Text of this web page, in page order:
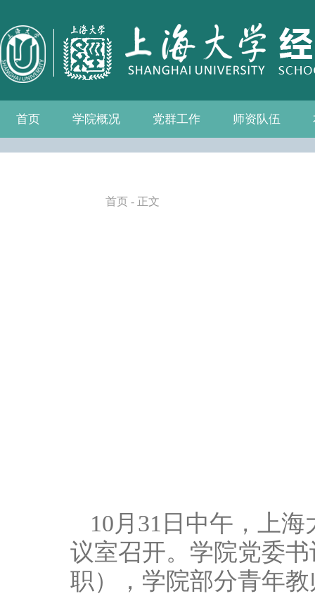
首页 学院概况
学院介绍 学院简介
发展历程
历任院长
现任领导
组织机构
学院愿景
党群工作
党务公开
党的建设
群众团体 工会
青联会
妇委会
退管会
学院制度
师资队伍
教师名录
人事专栏
招聘信息
博士后流动站
首页 - 正文
10月31日中午，上
议室召开。学院党委
职），学院部分青年